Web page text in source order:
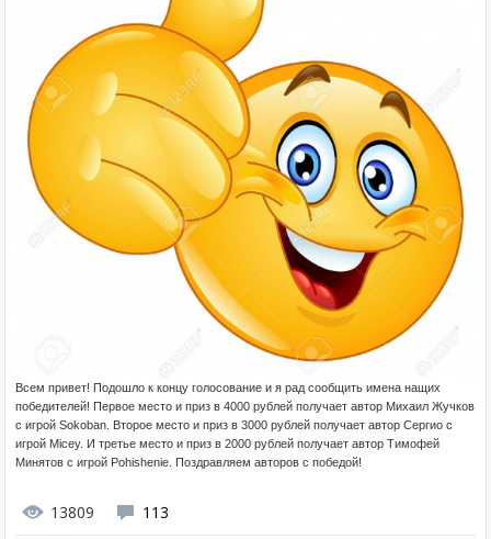
Всем привет! Подошло к концу голосование и я рад сообщить имена нащих
победителей! Первое место и приз в 4000 рублей получает автор Михаил Жучков
с игрой Sokoban. Второе место и приз в 3000 рублей получает автор Сергио с
игрой Micey. И третье место и приз в 2000 рублей получает автор Тимофей
Минятов с игрой Pohishenie. Поздравляем авторов с победой!
13809 113